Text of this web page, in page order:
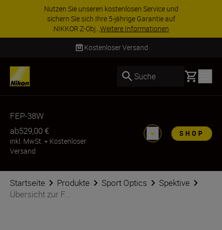
Nutzen Sie unseren kostenlosen Service und
sichern Sie sich Ihre 5-jährige Garantie auf
NIKKOR Z-Obj...Weitere Informationen
Kostenloser Versand
Suche Basket
FEP-38W
ab529,00 €
inkl. MwSt. + Kostenloser
Versand
SHOP
Startseite Produkte Sport Optics
Spektive
Übersicht zur F...